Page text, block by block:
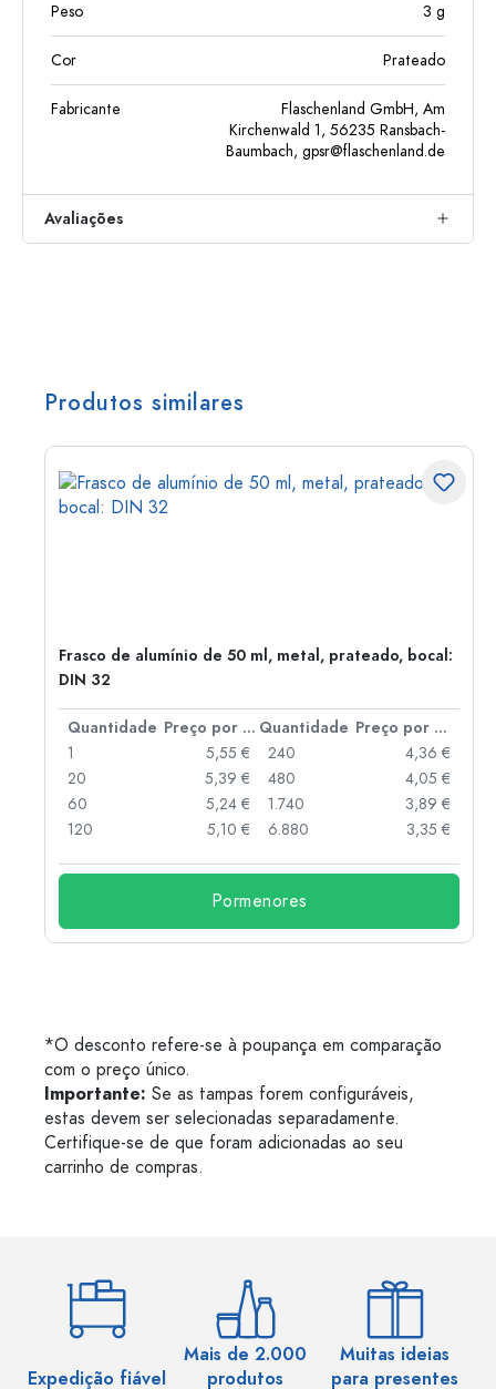
Peso 3 g
Cor Prateado
Fabricante
Flaschenland GmbH, Am
Kirchenwald 1, 56235 Ransbach-
Baumbach, gpsr@flaschenland.de
Avaliações
Produtos similares
Frasco de alumínio de 50 ml, metal, prateado, bocal:
DIN 32
Quantidade Preço por peça Quantidade
Preço por peça
1
5,55 €
20
5,39 €
60
5,24 €
120
5,10 €
240
4,36 €
480
4,05 €
1.740
3,89 €
6.880
3,35 €
Pormenores
*O desconto refere-se à poupança em comparação
com o preço único.
Importante: Se as tampas forem configuráveis,
estas devem ser selecionadas separadamente.
Certifique-se de que foram adicionadas ao seu
carrinho de compras.
Expedição fiável
Mais de 2.000
produtos
Muitas ideias
para presentes